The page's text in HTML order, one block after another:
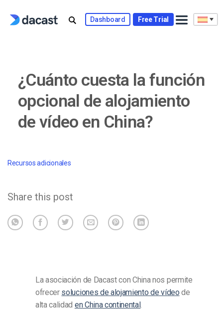
Dashboard Free Trial
¿Cuánto cuesta la función
opcional de alojamiento
de vídeo en China?
Recursos adicionales
Share this post
La asociación de Dacast con China nos permite
ofrecer soluciones de alojamiento de vídeo de
alta calidad en China continental.